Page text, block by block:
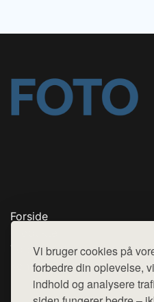
Vi bruger cookies på
forbedre din oplevelse,
indhold og analysere
Forside
Top Rabatter
Kontakt